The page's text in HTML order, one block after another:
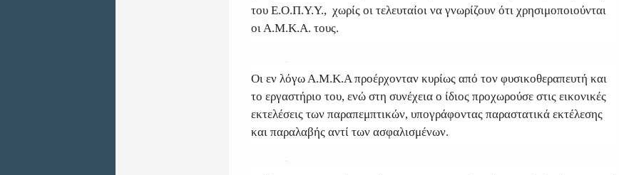
του Ε.Ο.Π.Υ.Υ., χωρίς οι τελευταίοι να γνωρίζουν ότι χρησιμοποιούνται
οι Α.Μ.Κ.Α. τους.
Οι εν λόγω Α.Μ.Κ.Α προέρχονταν κυρίως από τον φυσικοθεραπευτή και
το εργαστήριο του, ενώ στη συνέχεια ο ίδιος προχωρούσε στις εικονικές
εκτελέσεις των παραπεμπτικών, υπογράφοντας παραστατικά εκτέλεσης
και παραλαβής αντί των ασφαλισμένων.